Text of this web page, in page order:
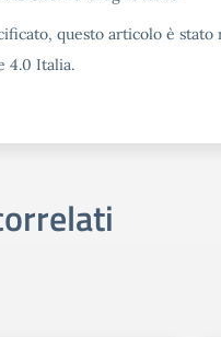
questo articolo è stato
4.0 Italia.